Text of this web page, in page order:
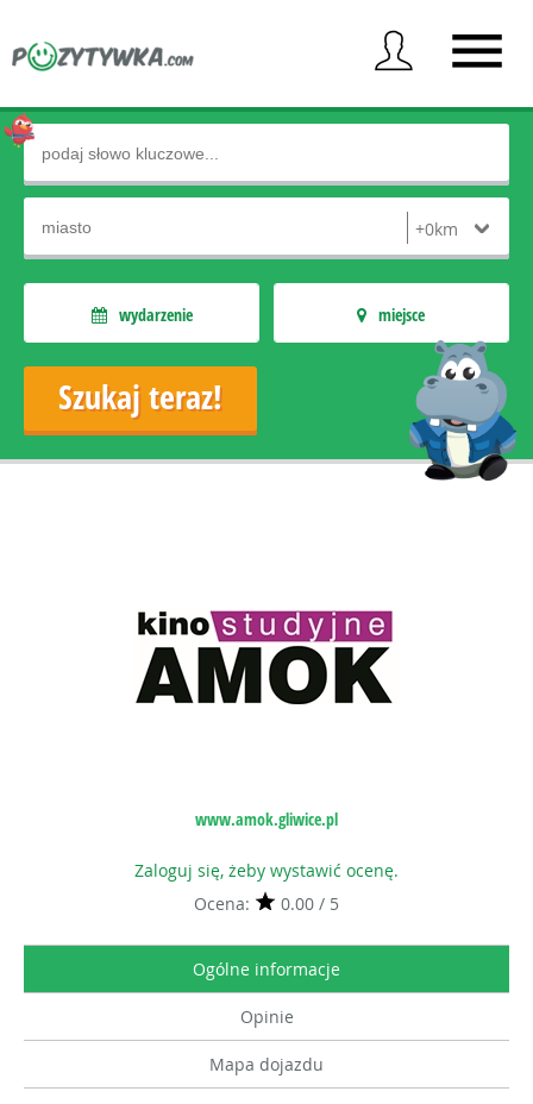
wydarzenie miejsce
www.amok.gliwice.pl
Zaloguj się, żeby wystawić ocenę.
Ocena:
0.00 / 5
Ogólne informacje
Opinie
Mapa dojazdu